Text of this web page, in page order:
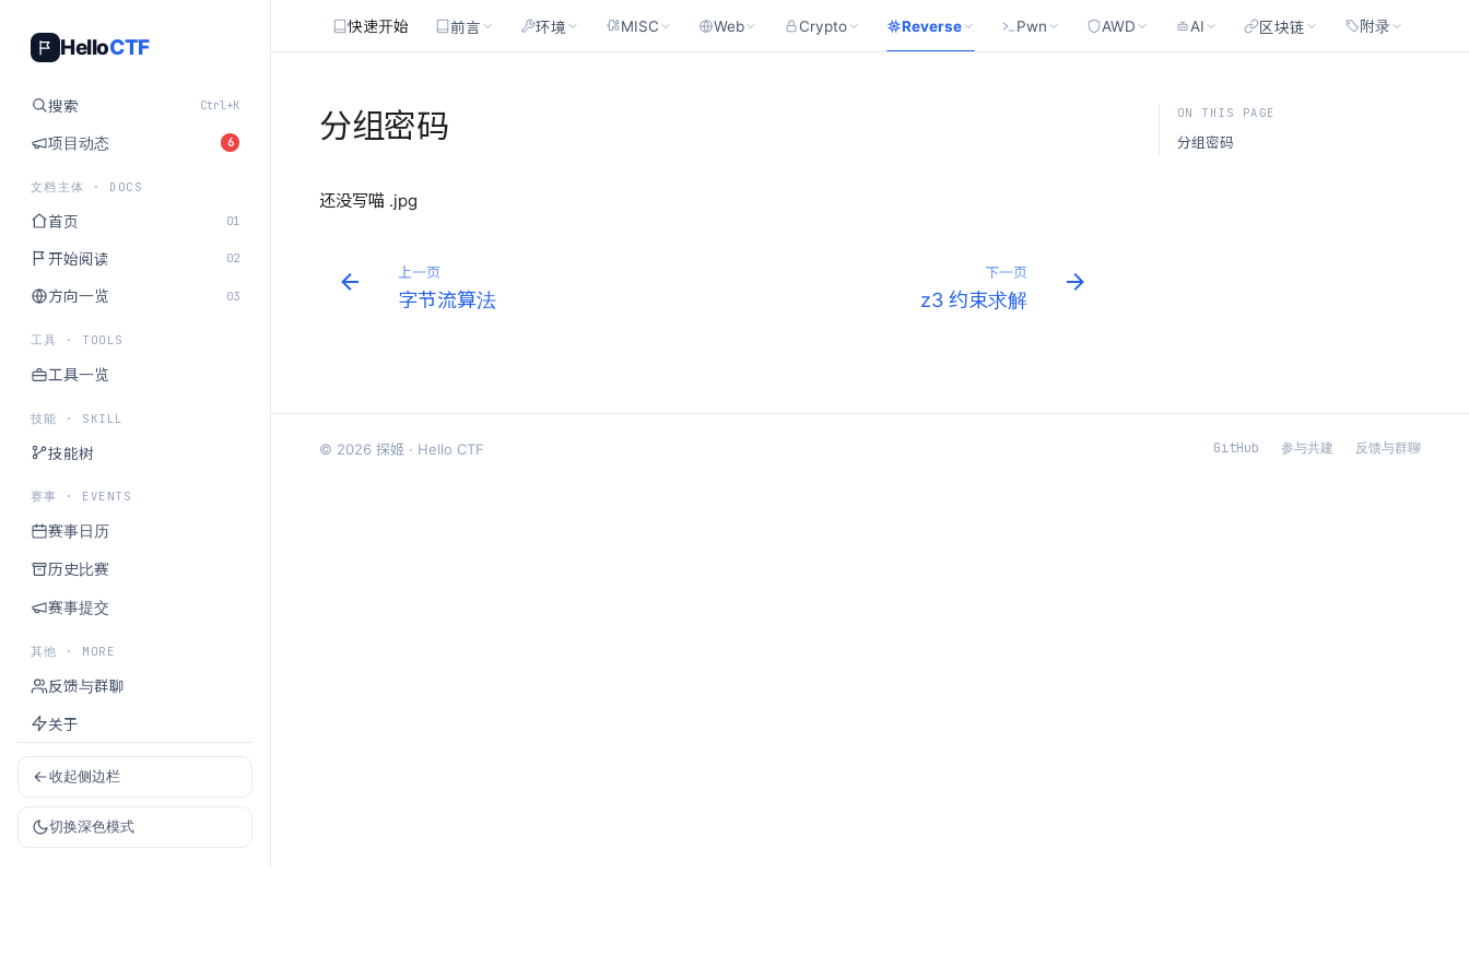
HelloCTF
搜索 Ctrl+K
项目动态 6
文档主体 · DOCS
首页 01
开始阅读 02
方向一览 03
工具 · TOOLS
工具一览
技能 · SKILL
技能树
赛事 · EVENTS
赛事日历
历史比赛
赛事提交
其他 · MORE
反馈与群聊
关于
收起侧边栏
切换深色模式
快速开始 前言 环境 MISC Web Crypto Reverse Pwn AWD AI 区块链 附录
分组密码
还没写喵 .jpg
上一页
字节流算法
下一页
z3 约束求解
ON THIS PAGE
分组密码
© 2026 探姬 · Hello CTF GitHub 参与共建 反馈与群聊